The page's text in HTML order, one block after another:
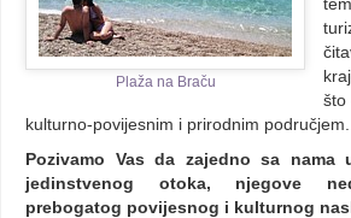
Plaža na Braču
što
kulturno-povijesnim i prirodnim područjem.
Pozivamo Vas da zajedno sa nama
jedinstvenog otoka, njegove
prebogatog povijesnog i kulturnog